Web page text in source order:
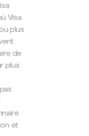
Visa
plus
de
plus
et